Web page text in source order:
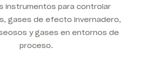
instrumentos para controlar
gases de efecto invernadero,
y gases en entornos de
proceso.